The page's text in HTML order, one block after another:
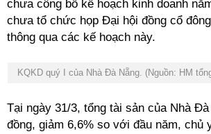
chưa công bố kế hoạch kinh doanh
chưa tổ chức họp Đại hội đồng cổ
thông qua các kế hoạch này.
KQKD quý I của Nhà Đà Nẵng. (Nguồn: HM
Tại ngày 31/3, tổng tài sản của Nhà
đồng, giảm 6,6% so với đầu năm, chủ